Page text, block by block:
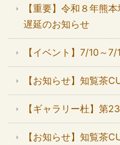
【重要】令和８年熊
遅延のお知らせ
【イベント】7/10～
【お知らせ】知覧茶
【ギャラリー杜】第
【お知らせ】知覧茶